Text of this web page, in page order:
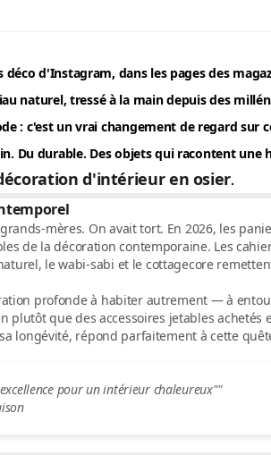
d'Instagram, dans les pages des
naturel, tressé à la main depuis des
: c'est un vrai changement de regard sur
Du durable. Des objets qui racontent une
d'intérieur en osier.
mères. On avait tort. En 2026, les
de la décoration contemporaine. Les
, le wabi-sabi et le cottagecore
profonde à habiter autrement — à
que des accessoires jetables achetés
longévité, répond parfaitement à cette
pour un intérieur chaleureux""